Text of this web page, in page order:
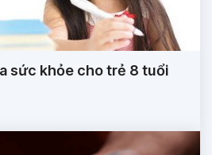
sức khỏe cho trẻ 8 tuổi